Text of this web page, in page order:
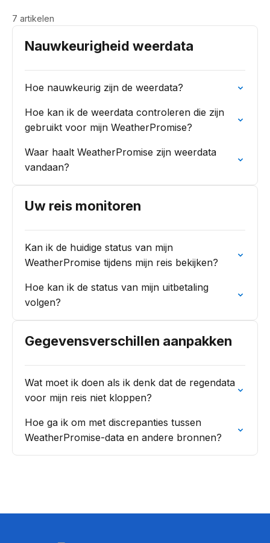
7 artikelen
Nauwkeurigheid weerdata
Hoe nauwkeurig zijn de weerdata?
Hoe kan ik de weerdata controleren die zijn
gebruikt voor mijn WeatherPromise?
Waar haalt WeatherPromise zijn weerdata
vandaan?
Uw reis monitoren
Kan ik de huidige status van mijn
WeatherPromise tijdens mijn reis bekijken?
Hoe kan ik de status van mijn uitbetaling
volgen?
Gegevensverschillen aanpakken
Wat moet ik doen als ik denk dat de regendata
voor mijn reis niet kloppen?
Hoe ga ik om met discrepanties tussen
WeatherPromise-data en andere bronnen?